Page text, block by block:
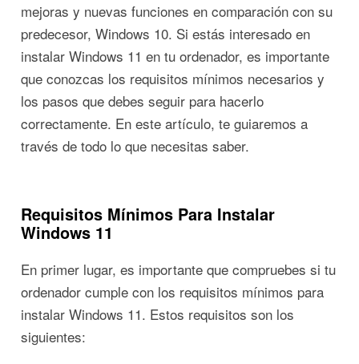
mejoras y nuevas funciones en comparación con su
predecesor, Windows 10. Si estás interesado en
instalar Windows 11 en tu ordenador, es importante
que conozcas los requisitos mínimos necesarios y
los pasos que debes seguir para hacerlo
correctamente. En este artículo, te guiaremos a
través de todo lo que necesitas saber.
Requisitos Mínimos Para Instalar
Windows 11
En primer lugar, es importante que compruebes si tu
ordenador cumple con los requisitos mínimos para
instalar Windows 11. Estos requisitos son los
siguientes: